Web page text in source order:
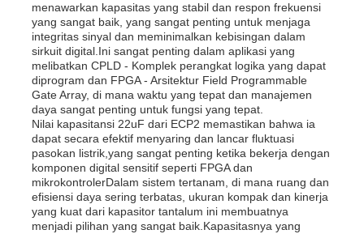
menawarkan kapasitas yang stabil dan respon frekuensi
yang sangat baik, yang sangat penting untuk menjaga
integritas sinyal dan meminimalkan kebisingan dalam
sirkuit digital.Ini sangat penting dalam aplikasi yang
melibatkan CPLD - Komplek perangkat logika yang dapat
diprogram dan FPGA - Arsitektur Field Programmable
Gate Array, di mana waktu yang tepat dan manajemen
daya sangat penting untuk fungsi yang tepat.
Nilai kapasitansi 22uF dari ECP2 memastikan bahwa ia
dapat secara efektif menyaring dan lancar fluktuasi
pasokan listrik,yang sangat penting ketika bekerja dengan
komponen digital sensitif seperti FPGA dan
mikrokontrolerDalam sistem tertanam, di mana ruang dan
efisiensi daya sering terbatas, ukuran kompak dan kinerja
yang kuat dari kapasitor tantalum ini membuatnya
menjadi pilihan yang sangat baik.Kapasitasnya yang